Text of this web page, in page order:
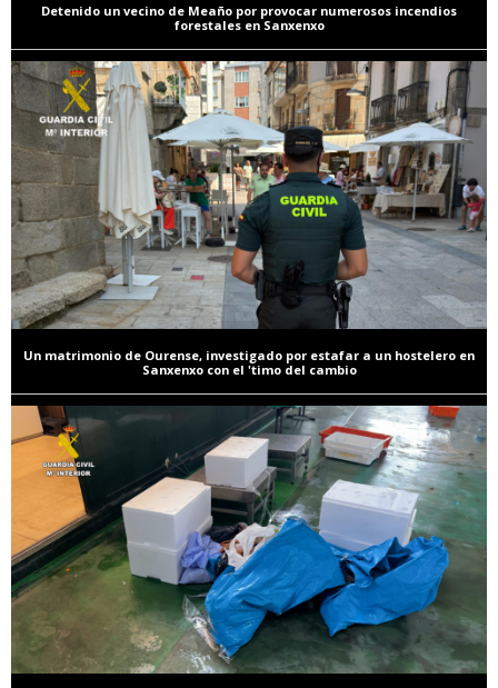
Detenido un vecino de Meaño por provocar numerosos incendios
forestales en Sanxenxo
Un matrimonio de Ourense, investigado por estafar a un hostelero en
Sanxenxo con el 'timo del cambio